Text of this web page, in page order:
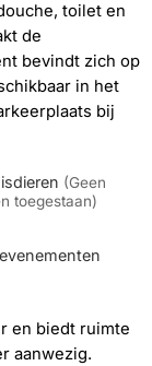
toilet en
de
bevindt zich op
in het
bij
(Geen
toegestaan)
en biedt ruimte
aanwezig.